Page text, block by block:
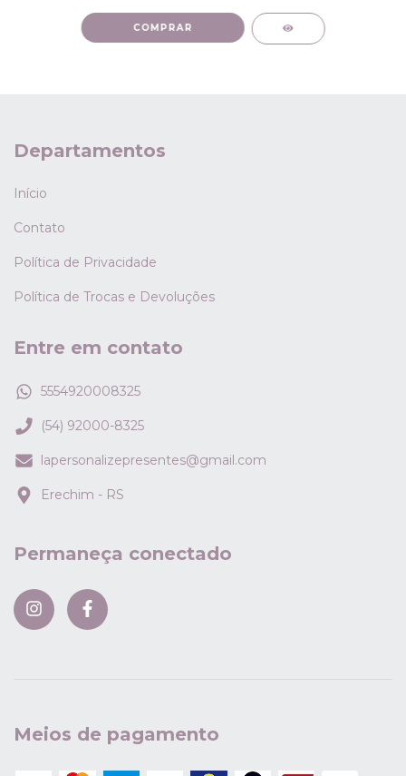
COMPRAR
Departamentos
Início
Contato
Política de Privacidade
Política de Trocas e Devoluções
Entre em contato
5554920008325
(54) 92000-8325
lapersonalizepresentes@gmail.com
Erechim - RS
Permaneça conectado
Meios de pagamento